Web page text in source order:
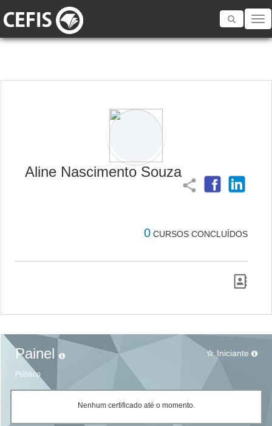
Toggle
Aline Nascimento Souza
share
0 CURSOS CONCLUÍDOS
Painel
Público
star_border Iniciante
Nenhum certificado até o momento.